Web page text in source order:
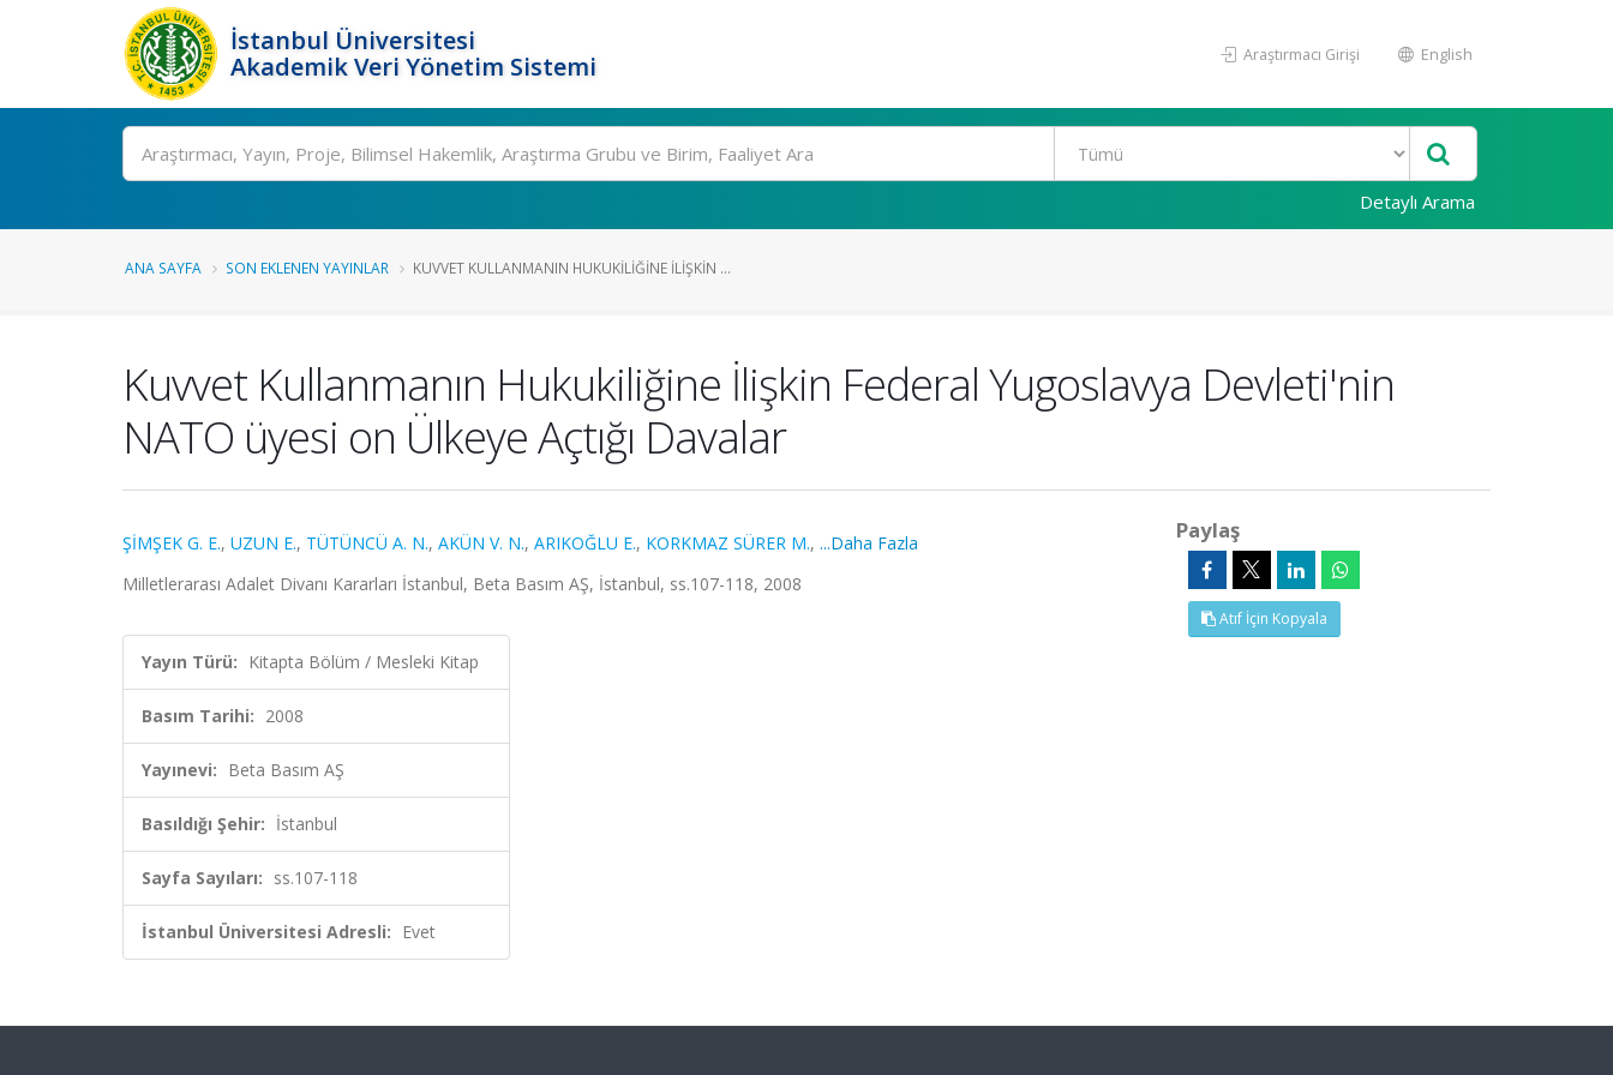
İstanbul Üniversitesi
Akademik Veri Yönetim Sistemi
Araştırmacı Girişi English
Ara
Detaylı Arama
ANA SAYFA SON EKLENEN YAYINLAR KUVVET KULLANMANIN HUKUKILIĞINE İLIŞKIN ...
Kuvvet Kullanmanın Hukukiliğine İlişkin Federal Yugoslavya Devleti'nin
NATO üyesi on Ülkeye Açtığı Davalar
ŞİMŞEK G. E., UZUN E., TÜTÜNCÜ A. N., AKÜN V. N., ARIKOĞLU E., KORKMAZ SÜRER M., ...Daha Fazla
Milletlerarası Adalet Divanı Kararları İstanbul, Beta Basım AŞ, İstanbul, ss.107-118, 2008
Yayın Türü: Kitapta Bölüm / Mesleki Kitap
Basım Tarihi: 2008
Yayınevi: Beta Basım AŞ
Basıldığı Şehir: İstanbul
Sayfa Sayıları: ss.107-118
İstanbul Üniversitesi Adresli: Evet
Paylaş
Atıf İçin Kopyala